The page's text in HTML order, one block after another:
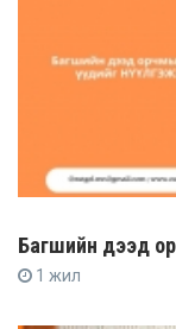
Багшийн дээд
1 жил